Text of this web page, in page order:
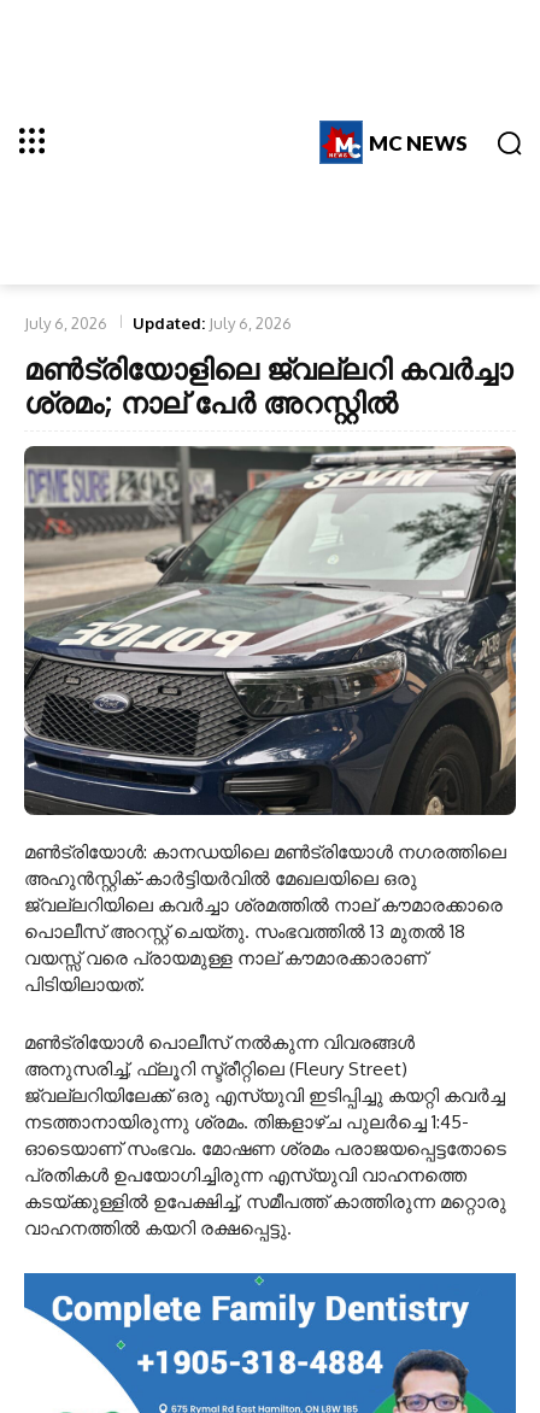
MC NEWS
July 6, 2026 Updated: July 6, 2026
മൺട്രിയോളിലെ ജ്വല്ലറി കവർച്ചാ
ശ്രമം; നാല് പേർ അറസ്റ്റിൽ
മൺട്രിയോൾ: കാനഡയിലെ മൺട്രിയോൾ നഗരത്തിലെ
അഹുൻസ്റ്റിക്-കാർട്ടിയർവിൽ മേഖലയിലെ ഒരു
ജ്വല്ലറിയിലെ കവർച്ചാ ശ്രമത്തിൽ നാല് കൗമാരക്കാരെ
പൊലീസ് അറസ്റ്റ് ചെയ്തു. സംഭവത്തിൽ 13 മുതൽ 18
വയസ്സ് വരെ പ്രായമുള്ള നാല് കൗമാരക്കാരാണ്
പിടിയിലായത്.
മൺട്രിയോൾ പൊലീസ് നൽകുന്ന വിവരങ്ങൾ
അനുസരിച്ച്, ഫ്ലൂറി സ്ട്രീറ്റിലെ (Fleury Street)
ജ്വല്ലറിയിലേക്ക് ഒരു എസ്‌യുവി ഇടിപ്പിച്ചു കയറ്റി കവർച്ച
നടത്താനായിരുന്നു ശ്രമം. തിങ്കളാഴ്ച പുലർച്ചെ 1:45-
ഓടെയാണ് സംഭവം. മോഷണ ശ്രമം പരാജയപ്പെട്ടതോടെ
പ്രതികൾ ഉപയോഗിച്ചിരുന്ന എസ്‌യുവി വാഹനത്തെ
കടയ്ക്കുള്ളിൽ ഉപേക്ഷിച്ച്, സമീപത്ത് കാത്തിരുന്ന മറ്റൊരു
വാഹനത്തിൽ കയറി രക്ഷപ്പെട്ടു.